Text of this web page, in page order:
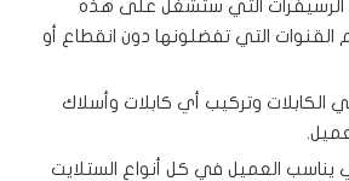
التي ستشغل على هذه
القنوات التي تفضلونها دون انقطاع أو
وتركيب أي كابلات وأسلاك
يناسب العميل في كل أنواع الستلايت